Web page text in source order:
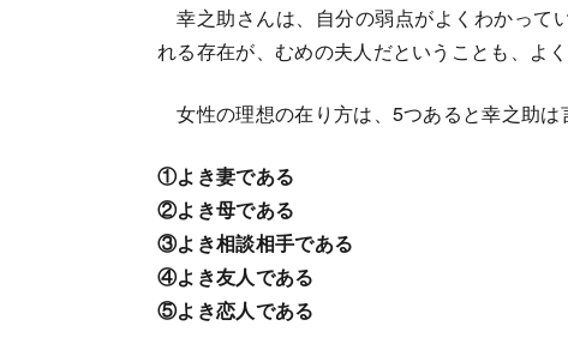
幸之助さんは、自分の弱点がよくわかって
れる存在が、むめの夫人だということも、よ
女性の理想の在り方は、5つあると幸之助は
①よき妻である
②よき母である
③よき相談相手である
④よき友人である
⑤よき恋人である